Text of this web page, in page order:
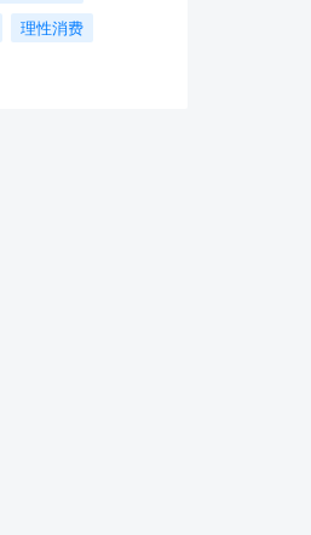
理性消费